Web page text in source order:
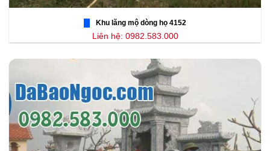
Khu lăng mộ dòng họ 4152
Liên hệ: 0982.583.000